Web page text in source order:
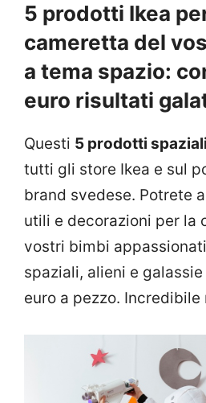
5 prodotti Ikea
cameretta del
a tema spazio:
euro risultati
Questi 5 prodotti spaziali
tutti gli store Ikea e sul
brand svedese. Potrete
utili e decorazioni per la
vostri bimbi
spaziali, alieni e
euro a pezzo. Incredibile